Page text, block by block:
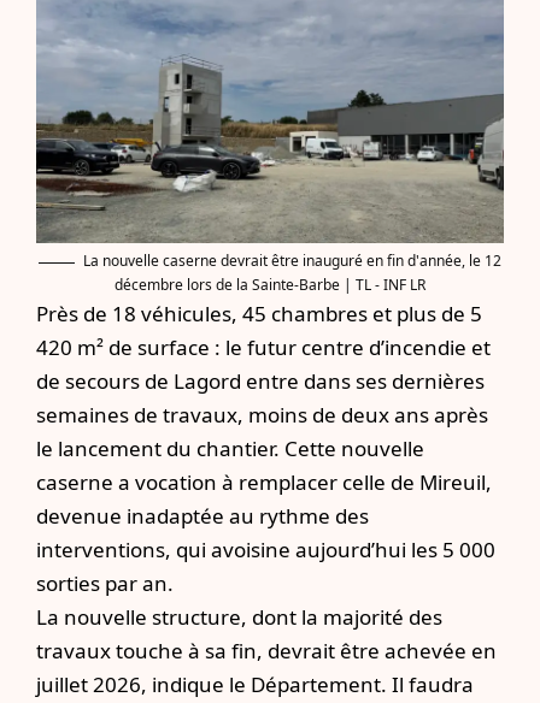
La nouvelle caserne devrait être inauguré en fin d'année, le 12
décembre lors de la Sainte-Barbe | TL - INF LR
Près de 18 véhicules, 45 chambres et plus de 5
420 m² de surface : le futur centre d’incendie et
de secours de Lagord entre dans ses dernières
semaines de travaux, moins de deux ans après
le lancement du chantier. Cette nouvelle
caserne a vocation à remplacer celle de Mireuil,
devenue inadaptée au rythme des
interventions, qui avoisine aujourd’hui les 5 000
sorties par an.
La nouvelle structure, dont la majorité des
travaux touche à sa fin, devrait être achevée en
juillet 2026, indique le Département. Il faudra